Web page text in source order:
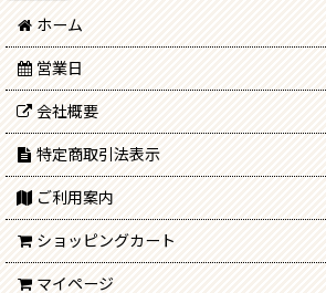
ホーム
営業日
会社概要
特定商取引法表示
ご利用案内
ショッピングカート
マイページ